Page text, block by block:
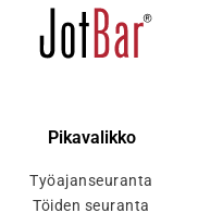
Pikavalikko
Työajanseuranta
Töiden seuranta